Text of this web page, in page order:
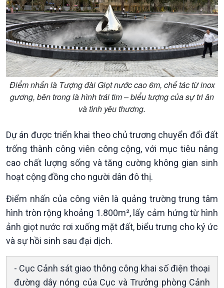
Nhận diện sự thật
Pháp luật và đời sống
bền
Tin Kinh tế
Trước giờ mở cửa
Dòng chảy Kinh tế
Sức sống hàng Việt
Khởi nghiệp
Tuyên chiến với gian lận
thương mại
Tin Nông nghiệp & Biển
đảo
Mùa vàng
Biển đảo Việt Nam
Tâm tình biên giới và hải
đảo
Tìm hiểu biển, đảo Việt
Nam
Điểm nhấn là Tượng đài Giọt nước cao 6m, chế tác từ inox
gương, bên trong là hình trái tim – biểu tượng của sự tri ân
và tình yêu thương.
Dự án được triển khai theo chủ trương chuyển đổi đất
trống thành công viên công cộng, với mục tiêu nâng
cao chất lượng sống và tăng cường không gian sinh
hoạt cộng đồng cho người dân đô thị.
Điểm nhấn của công viên là quảng trường trung tâm
hình tròn rộng khoảng 1.800m², lấy cảm hứng từ hình
ảnh giọt nước rơi xuống mặt đất, biểu trưng cho ký ức
và sự hồi sinh sau đại dịch.
- Cục Cảnh sát giao thông công khai số điện thoại
đường dây nóng của Cục và Trưởng phòng Cảnh